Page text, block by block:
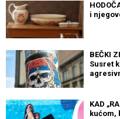
i
BEČKI
Susret
KAD
kućom,